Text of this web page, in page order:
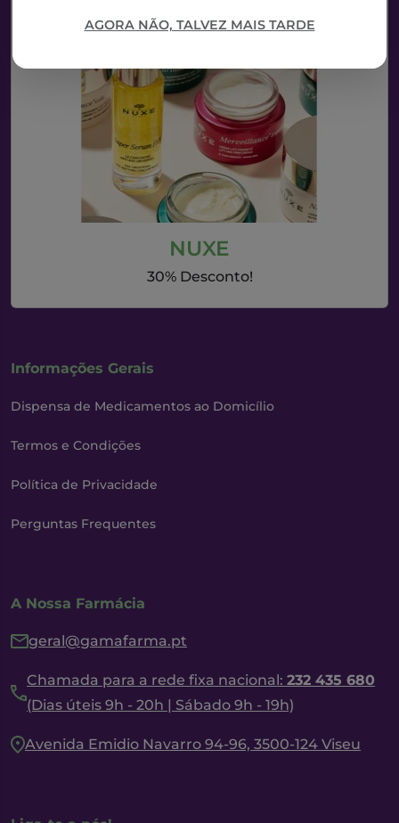
AGORA NÃO, TALVEZ MAIS TARDE
NUXE
30% Desconto!
Informações Gerais
Dispensa de Medicamentos ao Domicílio
Termos e Condições
Política de Privacidade
Perguntas Frequentes
A Nossa Farmácia
geral@gamafarma.pt
Chamada para a rede fixa nacional: 232 435 680
(Dias úteis 9h - 20h | Sábado 9h - 19h)
Avenida Emidio Navarro 94-96, 3500-124 Viseu